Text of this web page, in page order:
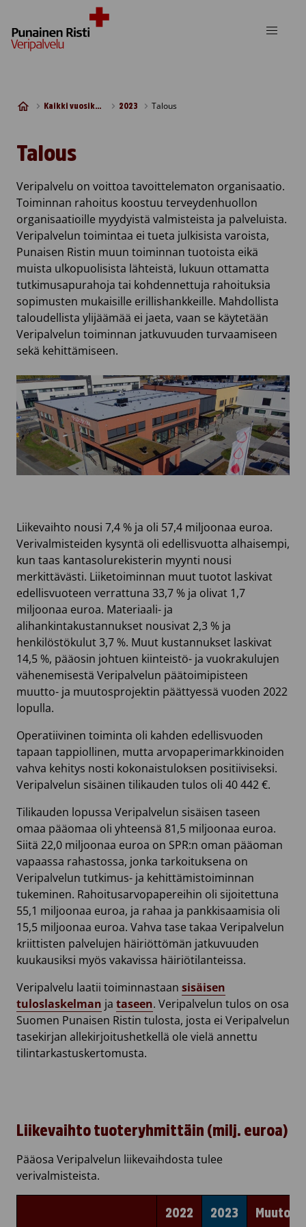
Kaikki vuosikertomukset 2023 Talous
Talous
Veripalvelu on voittoa tavoittelematon organisaatio.
Toiminnan rahoitus koostuu terveydenhuollon
organisaatioille myydyistä valmisteista ja palveluista.
Veripalvelun toimintaa ei tueta julkisista varoista,
Punaisen Ristin muun toiminnan tuotoista eikä
muista ulkopuolisista lähteistä, lukuun ottamatta
tutkimusapurahoja tai kohdennettuja rahoituksia
sopimusten mukaisille erillishankkeille. Mahdollista
taloudellista ylijäämää ei jaeta, vaan se käytetään
Veripalvelun toiminnan jatkuvuuden turvaamiseen
sekä kehittämiseen.
Liikevaihto nousi 7,4 % ja oli 57,4 miljoonaa euroa.
Verivalmisteiden kysyntä oli edellisvuotta alhaisempi,
kun taas kantasolurekisterin myynti nousi
merkittävästi. Liiketoiminnan muut tuotot laskivat
edellisvuoteen verrattuna 33,7 % ja olivat 1,7
miljoonaa euroa. Materiaali- ja
alihankintakustannukset nousivat 2,3 % ja
henkilöstökulut 3,7 %. Muut kustannukset laskivat
14,5 %, pääosin johtuen kiinteistö- ja vuokrakulujen
vähenemisestä Veripalvelun päätoimipisteen
muutto- ja muutosprojektin päättyessä vuoden 2022
lopulla.
Operatiivinen toiminta oli kahden edellisvuoden
tapaan tappiollinen, mutta arvopaperimarkkinoiden
vahva kehitys nosti kokonaistuloksen positiiviseksi.
Veripalvelun sisäinen tilikauden tulos oli 40 442 €.
Tilikauden lopussa Veripalvelun sisäisen taseen
omaa pääomaa oli yhteensä 81,5 miljoonaa euroa.
Siitä 22,0 miljoonaa euroa on SPR:n oman pääoman
vapaassa rahastossa, jonka tarkoituksena on
Veripalvelun tutkimus- ja kehittämistoiminnan
tukeminen. Rahoitusarvopapereihin oli sijoitettuna
55,1 miljoonaa euroa, ja rahaa ja pankkisaamisia oli
15,5 miljoonaa euroa. Vahva tase takaa Veripalvelun
kriittisten palvelujen häiriöttömän jatkuvuuden
kuukausiksi myös vakavissa häiriötilanteissa.
Veripalvelu laatii toiminnastaan sisäisen
tuloslaskelman ja taseen. Veripalvelun tulos on osa
Suomen Punaisen Ristin tulosta, josta ei Veripalvelun
tasekirjan allekirjoitushetkellä ole vielä annettu
tilintarkastuskertomusta.
Liikevaihto tuoteryhmittäin (milj. euroa)
Pääosa Veripalvelun liikevaihdosta tulee
verivalmisteista.
2022 2023 Muutos